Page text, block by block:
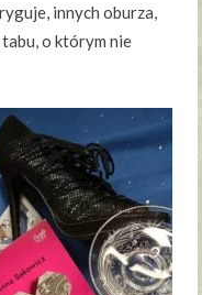
innych oburza,
o którym nie